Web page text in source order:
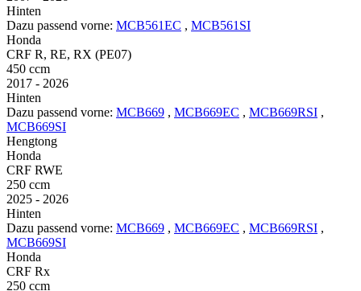
Hinten
Dazu passend vorne: MCB561EC , MCB561SI
Honda
CRF R, RE, RX (PE07)
450 ccm
2017 - 2026
Hinten
Dazu passend vorne: MCB669 , MCB669EC , MCB669RSI ,
MCB669SI
Hengtong
Honda
CRF RWE
250 ccm
2025 - 2026
Hinten
Dazu passend vorne: MCB669 , MCB669EC , MCB669RSI ,
MCB669SI
Honda
CRF Rx
250 ccm